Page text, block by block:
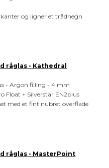
og ligner et trådhegn
råglas - Kathedral
- Argon filling - 4 mm
Float + Silverstar EN2plus
med et fint nubret overflade
råglas - MasterPoint